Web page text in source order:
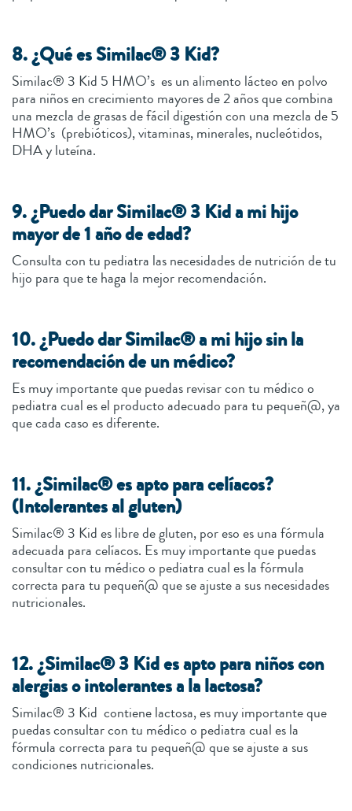
8. ¿Qué es Similac® 3 Kid?
Similac® 3 Kid 5 HMO’s es un alimento lácteo en polvo
para niños en crecimiento mayores de 2 años que combina
una mezcla de grasas de fácil digestión con una mezcla de 5
HMO’s (prebióticos), vitaminas, minerales, nucleótidos,
DHA y luteína.
9. ¿Puedo dar Similac® 3 Kid a mi hijo
mayor de 1 año de edad?
Consulta con tu pediatra las necesidades de nutrición de tu
hijo para que te haga la mejor recomendación.
10. ¿Puedo dar Similac® a mi hijo sin la
recomendación de un médico?
Es muy importante que puedas revisar con tu médico o
pediatra cual es el producto adecuado para tu pequeñ@, ya
que cada caso es diferente.
11. ¿Similac® es apto para celíacos?
(Intolerantes al gluten)
Similac® 3 Kid es libre de gluten, por eso es una fórmula
adecuada para celíacos. Es muy importante que puedas
consultar con tu médico o pediatra cual es la fórmula
correcta para tu pequeñ@ que se ajuste a sus necesidades
nutricionales.
12. ¿Similac® 3 Kid es apto para niños con
alergias o intolerantes a la lactosa?
Similac® 3 Kid contiene lactosa, es muy importante que
puedas consultar con tu médico o pediatra cual es la
fórmula correcta para tu pequeñ@ que se ajuste a sus
condiciones nutricionales.